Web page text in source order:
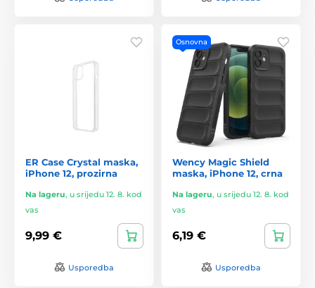
ER Case Crystal maska,
iPhone 12, prozirna
Na lageru, u srijedu 12. 8. kod
vas
9,99 €
Usporedba
Osnovna
Wency Magic Shield
maska, iPhone 12, crna
Na lageru, u srijedu 12. 8. kod
vas
6,19 €
Usporedba